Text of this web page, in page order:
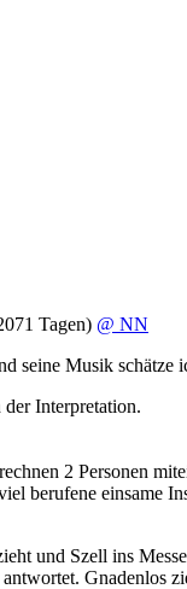
Tagen) @ NN
seine Musik schätze
Interpretation.
2 Personen
berufene einsame
und Szell ins
Gnadenlos